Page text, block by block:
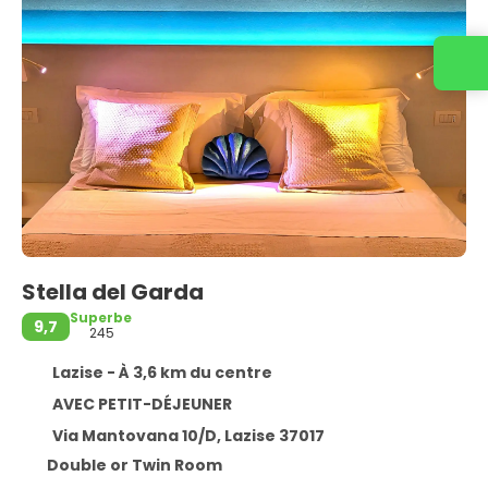
Stella del Garda
9,7
Superbe
245
Lazise - À 3,6 km du centre
AVEC PETIT-DÉJEUNER
Via Mantovana 10/D, Lazise 37017
Double or Twin Room